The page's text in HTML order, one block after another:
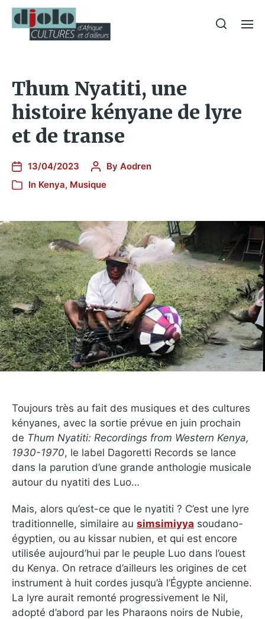
Thum Nyatiti, une
histoire kényane de lyre
et de transe
13/04/2023 By Aodren
In Kenya, Musique
Toujours très au fait des musiques et des cultures
kényanes, avec la sortie prévue en juin prochain
de Thum Nyatiti: Recordings from Western Kenya,
1930​-​1970, le label Dagoretti Records se lance
dans la parution d’une grande anthologie musicale
autour du nyatiti des Luo…
Mais, alors qu’est-ce que le nyatiti ? C’est une lyre
traditionnelle, similaire au simsimiyya soudano-
égyptien, ou au kissar nubien, et qui est encore
utilisée aujourd’hui par le peuple Luo dans l’ouest
du Kenya. On retrace d’ailleurs les origines de cet
instrument à huit cordes jusqu’à l’Égypte ancienne.
La lyre aurait remonté progressivement le Nil,
adopté d’abord par les Pharaons noirs de Nubie,